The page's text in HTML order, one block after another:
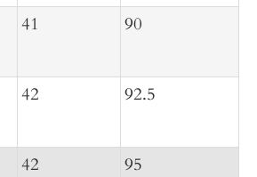
41 90
42 92.5
42 95